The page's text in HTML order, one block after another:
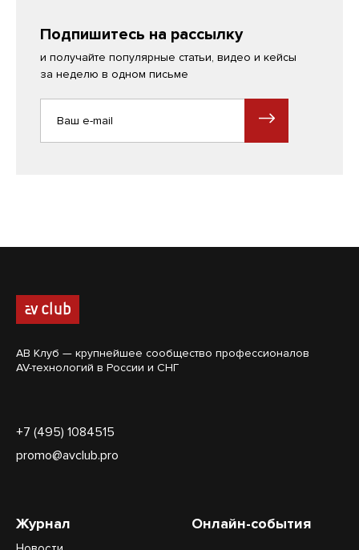
Подпишитесь на рассылку
и получайте популярные статьи, видео и кейсы
за неделю в одном письме
АВ Клуб — крупнейшее сообщество профессионалов
AV-технологий в России и СНГ
+7 (495) 1084515
promo@avclub.pro
Журнал
Онлайн-события